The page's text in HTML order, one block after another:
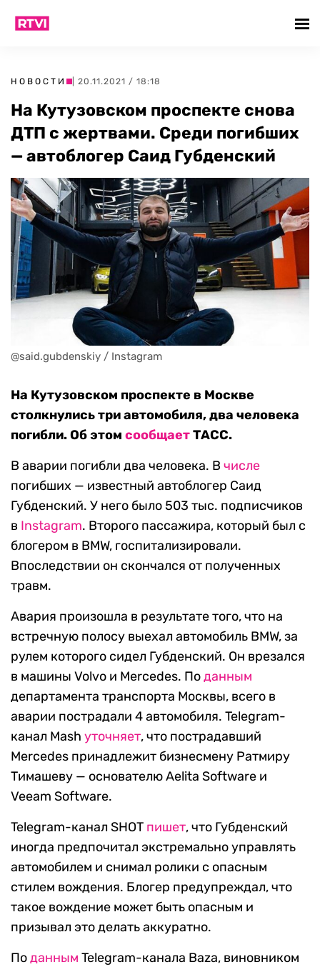
НОВОСТИ | 20.11.2021 / 18:18
На Кутузовском проспекте снова
ДТП с жертвами. Среди погибших
— автоблогер Саид Губденский
@said.gubdenskiy / Instagram
На Кутузовском проспекте в Москве
столкнулись три автомобиля, два человека
погибли. Об этом сообщаетТАСС.
В аварии погибли два человека. В числе
погибших — известный автоблогер Саид
Губденский. У него было 503 тыс. подписчиков
в Instagram. Второго пассажира, который был с
блогером в BMW, госпитализировали.
Впоследствии он скончался от полученных
травм.
Авария произошла в результате того, что на
встречную полосу выехал автомобиль BMW, за
рулем которого сидел Губденский. Он врезался
в машины Volvo и Mercedes. Поданным
департамента транспорта Москвы, всего в
аварии пострадали 4 автомобиля. Telegram-
канал Mash уточняет, что пострадавший
Mercedes принадлежит бизнесмену Ратмиру
Тимашеву — основателю Aelita Software и
Veeam Software.
Telegram-канал SHOT пишет, что Губденский
иногда предпочитал экстремально управлять
автомобилем и снимал ролики с опасным
стилем вождения. Блогер предупреждал, что
такое вождение может быть опасным и
призывал это делать аккуратно.
Поданным Telegram-канала Baza, виновником